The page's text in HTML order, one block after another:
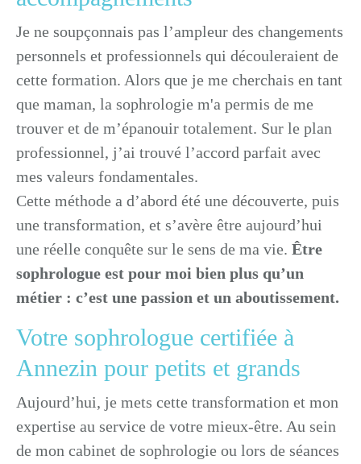
Je ne soupçonnais pas l’ampleur des changements
personnels et professionnels qui découleraient de
cette formation. Alors que je me cherchais en tant
que maman, la sophrologie m'a permis de me
trouver et de m’épanouir totalement. Sur le plan
professionnel, j’ai trouvé l’accord parfait avec
mes valeurs fondamentales.
Cette méthode a d’abord été une découverte, puis
une transformation, et s’avère être aujourd’hui
une réelle conquête sur le sens de ma vie. Être
sophrologue est pour moi bien plus qu’un
métier : c’est une passion et un aboutissement.
Votre sophrologue certifiée à
Annezin pour petits et grands
Aujourd’hui, je mets cette transformation et mon
expertise au service de votre mieux-être. Au sein
de mon cabinet de sophrologie ou lors de séances